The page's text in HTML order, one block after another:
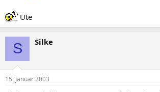
Ute
S Silke
15. Januar 2003